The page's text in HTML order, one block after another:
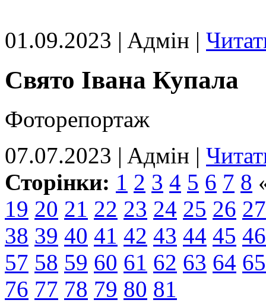
01.09.2023 | Aдмін |
Свято Івана Купала
Фоторепортаж
07.07.2023 | Aдмін |
Сторінки: 1 2 3 4 5 6 7 8
19 20 21 22 23 24 25 26 27
38 39 40 41 42 43 44 45 46
57 58 59 60 61 62 63 64 65
76 77 78 79 80 81